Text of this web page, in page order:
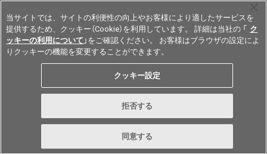
Japan
当サイトでは、サイトの利便性の向上やお客様により適したサービスを
提供するため、クッキー（Cookie）を利用しています。 詳細は当社の 「 ク
ッキーの利用について 」をご確認ください。 お客様はブラウザの設定によ
りクッキーの機能を変更することができます。
クッキー設定
拒否する
同意する